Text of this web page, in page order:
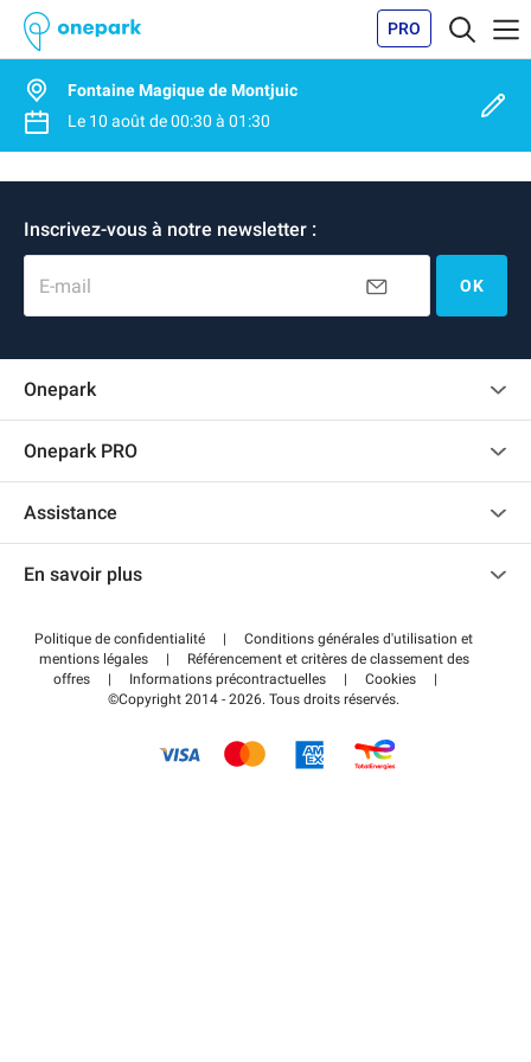
PRO
Fontaine Magique de Montjuic
Le 10 août de00:30 à 01:30
Inscrivez-vous à notre newsletter :
E-mail OK
Onepark
Recrutement
Onepark PRO
Accéder à mon espace partenaire
Assistance
Centre d'aide
Régler votre stationnement FLOW
En savoir plus
Wiki
Guide du stationnement
Politique de confidentialité |
Conditions générales d'utilisation et
mentions légales
|
Référencement et critères de classement des
offres
| Informations précontractuelles | Cookies
|
©Copyright 2014 - 2026. Tous droits réservés.